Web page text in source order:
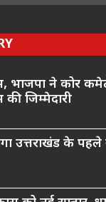
भाजपा ने कोर
की जिम्मेदारी
उत्तराखंड के पहले